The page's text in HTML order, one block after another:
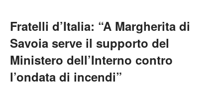
Fratelli d’Italia: “A Margherita di
Savoia serve il supporto del
Ministero dell’Interno contro
l’ondata di incendi”